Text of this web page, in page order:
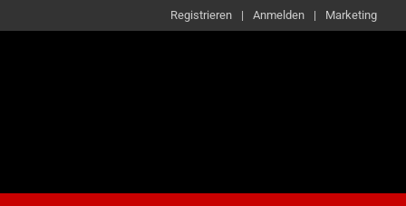
Registrieren Anmelden Marketing